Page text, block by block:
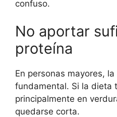
confuso.
No aportar
proteína
En personas mayores,
fundamental. Si la dieta
principalmente en
quedarse corta.